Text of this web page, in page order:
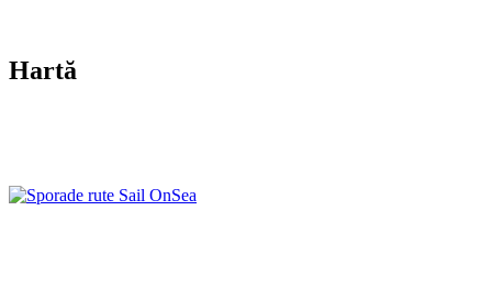
Hartă